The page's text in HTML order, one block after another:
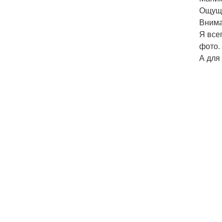
Я
фото.
А для